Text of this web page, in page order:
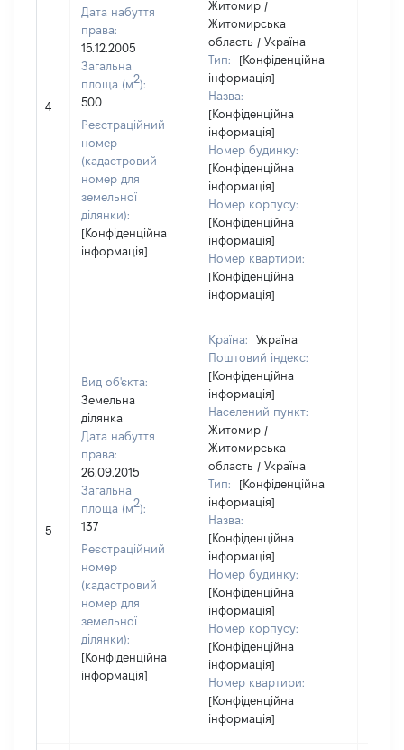
4
Дата набуття
права:
15.12.2005
Загальна
площа (м2):
500
Реєстраційний
номер
(кадастровий
номер для
земельної
ділянки):
[Конфіденційна
інформація]
Житомир /
Житомирська
область / Україна
Тип:
[Конфіденційна
інформація]
Назва:
[Конфіденційна
інформація]
Номер будинку:
[Конфіденційна
інформація]
Номер корпусу:
[Конфіденційна
інформація]
Номер квартири:
[Конфіденційна
інформація]
5
Вид об'єкта:
Земельна
ділянка
Дата набуття
права:
26.09.2015
Загальна
площа (м2):
137
Реєстраційний
номер
(кадастровий
номер для
земельної
ділянки):
[Конфіденційна
інформація]
Країна:
Україна
Поштовий індекс:
[Конфіденційна
інформація]
Населений пункт:
Житомир /
Житомирська
область / Україна
Тип:
[Конфіденційна
інформація]
Назва:
[Конфіденційна
інформація]
Номер будинку:
[Конфіденційна
інформація]
Номер корпусу:
[Конфіденційна
інформація]
Номер квартири:
[Конфіденційна
інформація]